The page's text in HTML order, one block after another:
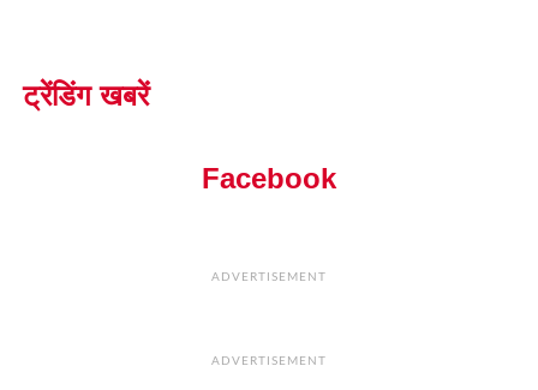
ट्रेंडिंग खबरें
Facebook
ADVERTISEMENT
ADVERTISEMENT